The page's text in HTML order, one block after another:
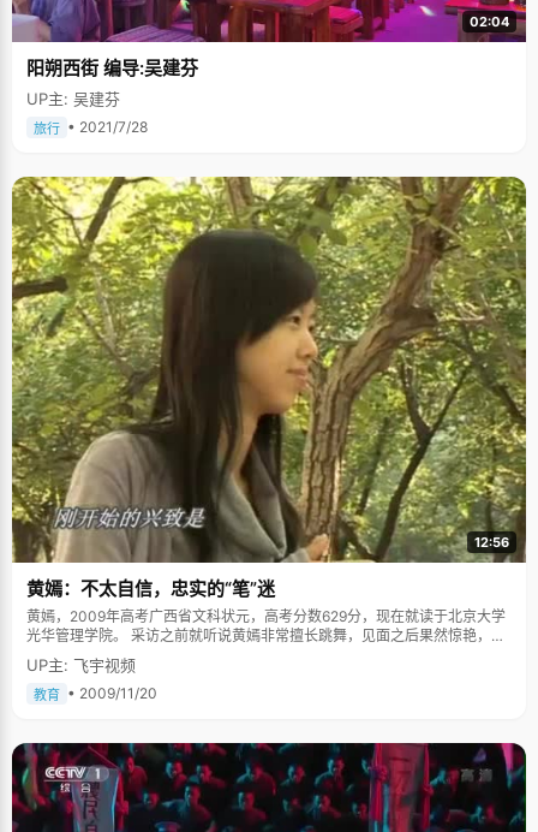
02:04
阳朔西街 编导:吴建芬
UP主: 吴建芬
旅行 • 2021/7/28
12:56
黄嫣：不太自信，忠实的“笔”迷
黄嫣，2009年高考广西省文科状元，高考分数629分，现在就读于北京大学
光华管理学院。 采访之前就听说黄嫣非常擅长跳舞，见面之后果然惊艳，一
米六五的个头，匀称的体态，白皙的皮肤，有淡淡的艺术气质。她坐在那里
非常的沉静，跟人谈话的非常专注，会很认真的听，然后低眉思索片刻，认
真的回答。 从小就是个自卑的孩子 黄嫣从小就有些莫名的自卑和不自信，对
她还是做好了最坏的打算，如果考不上北大的话就去上广西大学，"我对考试
有一种悲观情绪，"黄嫣说，"我对自己一点都不自信，更怕让老师和学校失
望。" 教历史的罗老师非常了解和关心黄嫣，他常帮黄嫣调整心态，而对黄嫣
的这种悲观情绪有自己的看法："黄嫣是那种没有退路了就会全力以赴的人，
这次高考她背水一战，肯定没问题。"高考之前，罗老师还给黄嫣赋诗《念奴
UP主: 飞宇视频
教育 • 2009/11/20